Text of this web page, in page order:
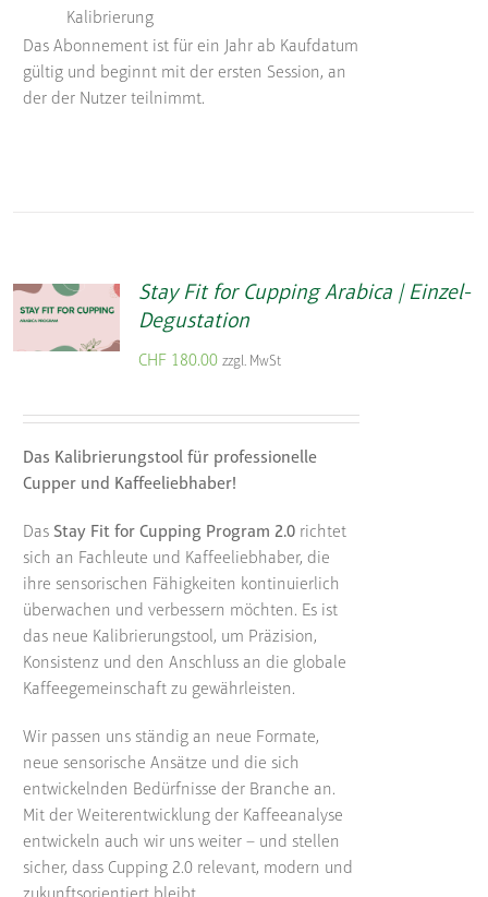
Kalibrierung
Das Abonnement ist für ein Jahr ab Kaufdatum
gültig und beginnt mit der ersten Session, an
der der Nutzer teilnimmt.
Stay Fit for Cupping Arabica | Einzel-
Degustation
CHF 180.00 zzgl. MwSt
Das Kalibrierungstool für professionelle
Cupper und Kaffeeliebhaber!
Das Stay Fit for Cupping Program 2.0richtet
sich an Fachleute und Kaffeeliebhaber, die
ihre sensorischen Fähigkeiten kontinuierlich
überwachen und verbessern möchten. Es ist
das neue Kalibrierungstool, um Präzision,
Konsistenz und den Anschluss an die globale
Kaffeegemeinschaft zu gewährleisten.
Wir passen uns ständig an neue Formate,
neue sensorische Ansätze und die sich
entwickelnden Bedürfnisse der Branche an.
Mit der Weiterentwicklung der Kaffeeanalyse
entwickeln auch wir uns weiter – und stellen
sicher, dass Cupping 2.0 relevant, modern und